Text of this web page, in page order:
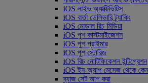
iOS লাইভ অ্যাক্টিভিটিস
iOS বার্তা ডেলিভারি ট্র্যাকিং
iOS মোডাল রিচ মিডিয়া
iOS পুশ কাস্টমাইজেশন
iOS পুশ প্রাইমার
iOS পুশ স্টোরিজ
iOS রিচ নোটিফিকেশন ইন্টিগ্রেশন
iOS ইন-অ্যাপ মেসেজ থেকে
ব্যাজ সেট আপ করা